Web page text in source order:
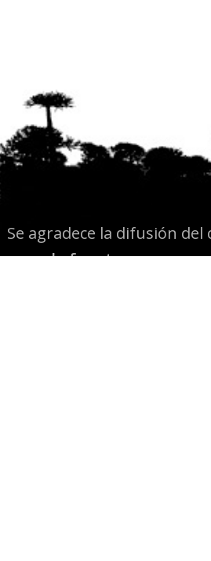
Se agradece la difusión del
la fuente